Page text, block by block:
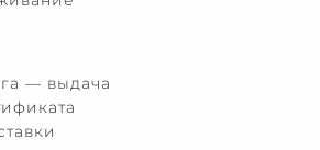
— выдача